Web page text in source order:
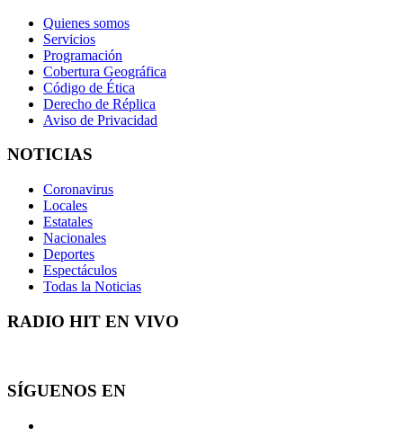
Quienes somos
Servicios
Programación
Cobertura Geográfica
Código de Ética
Derecho de Réplica
Aviso de Privacidad
NOTICIAS
Coronavirus
Locales
Estatales
Nacionales
Deportes
Espectáculos
Todas la Noticias
RADIO HIT EN VIVO
SÍGUENOS EN